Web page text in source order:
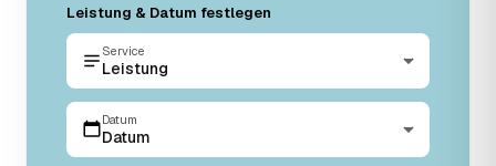
Leistung & Datum festlegen
Service
Leistung
Datum
Datum